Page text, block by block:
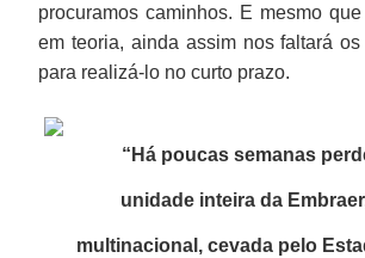
procuramos caminhos. E mesmo
em teoria, ainda assim nos faltará
para realizá-lo no curto prazo.
“Há poucas semanas
unidade inteira da
multinacional, cevada pelo